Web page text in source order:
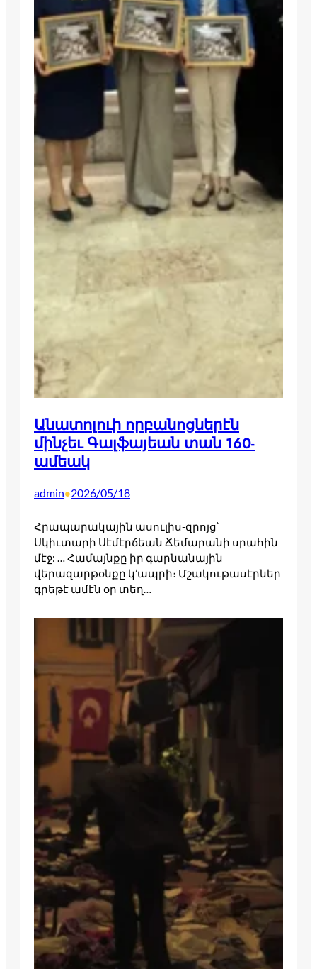
Անատոլուի որբանոցներէն
մինչեւ Գալֆայեան տան 160-
ամեակ
admin•2026/05/18
Հրապարակային ասուլիս-զրոյց՝
Սկիւտարի Սէմէրճեան Ճեմարանի սրահին
մէջ: … Համայնքը իր գարնանային
վերազարթօնքը կ’ապրի։ Մշակութասէրներ
գրեթէ ամէն օր տեղ…